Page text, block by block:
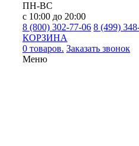
ПН-ВС
с 10:00 до 20:00
8 (800) 302-77-06 8 (499)
КОРЗИНА
0 товаров. Заказать звонок
Меню